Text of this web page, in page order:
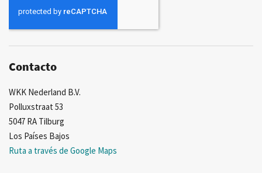
boletín
Contacto
WKK Nederland B.V.
Polluxstraat 53
5047 RA Tilburg
Los Países Bajos
Ruta a través de Google Maps